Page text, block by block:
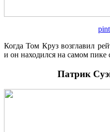
Когда Том Круз возглавил
и он находился на самом пике
Патрик